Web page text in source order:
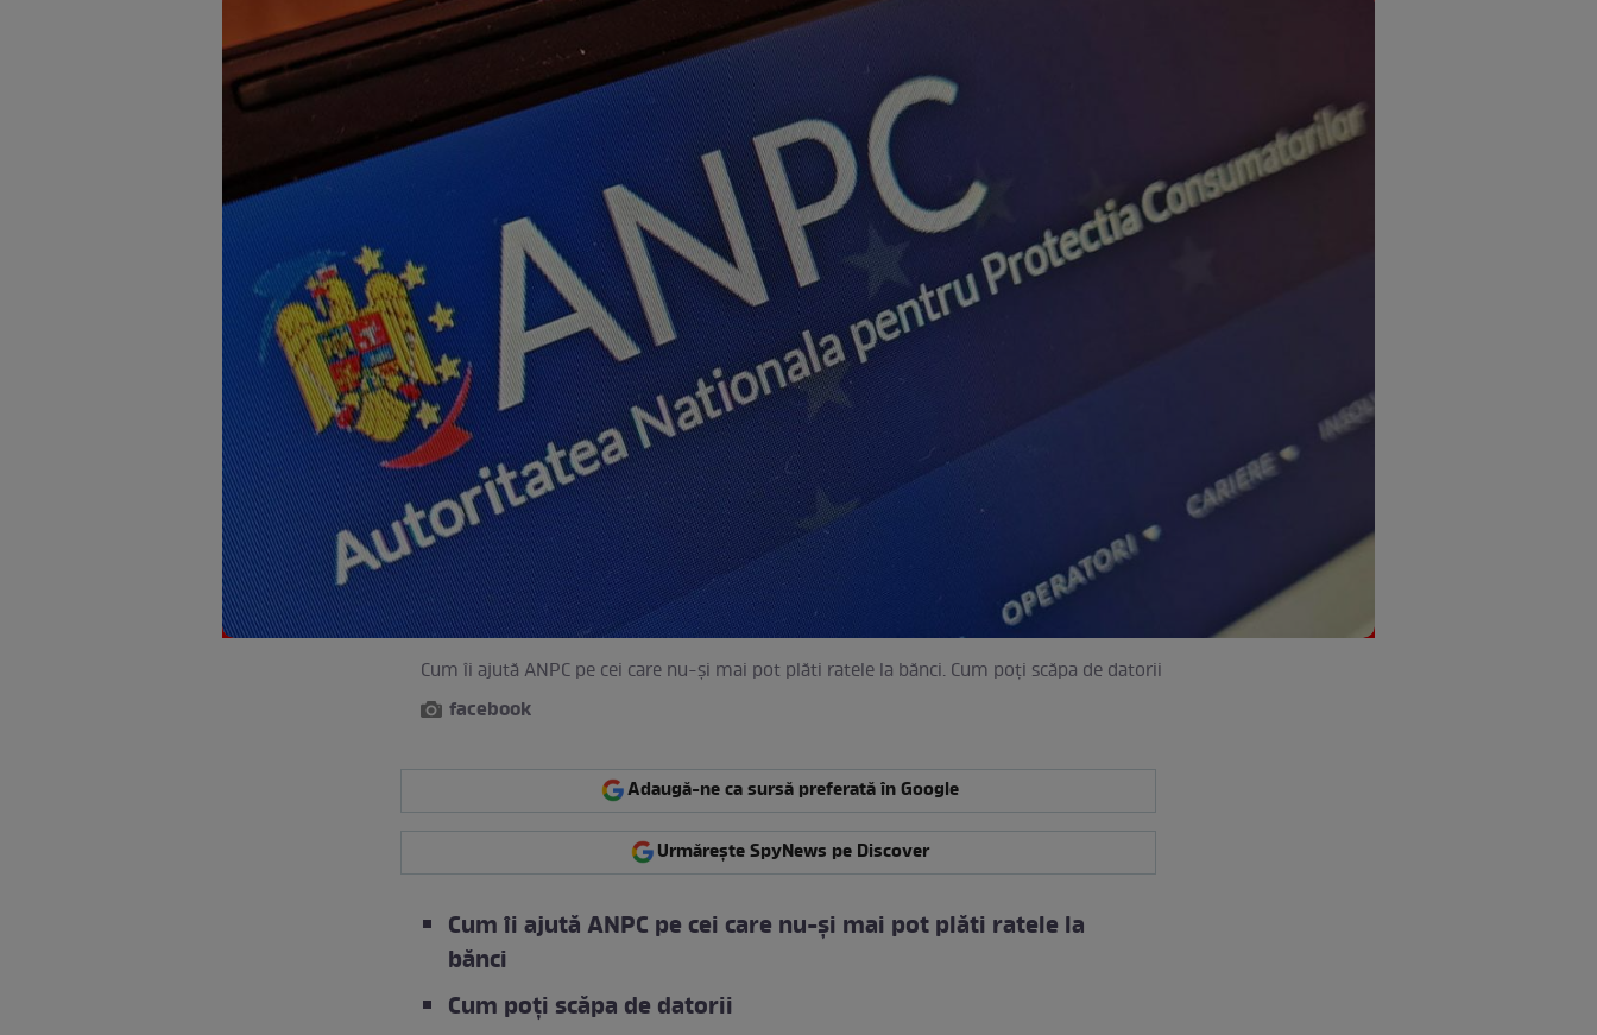
Cum îi ajută ANPC pe cei care nu-și mai pot plăti ratele la bănci. Cum poți scăpa de datorii
facebook
Adaugă-ne ca sursă preferată în Google
Urmărește SpyNews pe Discover
Cum îi ajută ANPC pe cei care nu-și mai pot plăti ratele la
bănci
Cum poți scăpa de datorii